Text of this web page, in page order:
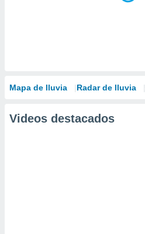
Mapa de lluvia Radar de lluvia
Videos destacados